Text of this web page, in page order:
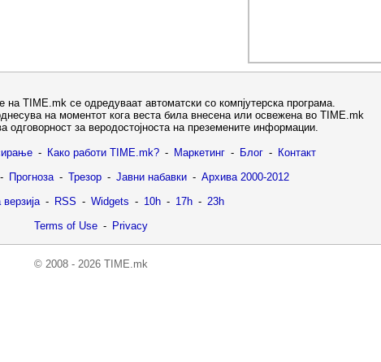
на TIME.mk се одредуваат автоматски со компјутерска програма.
на моментот кога веста била внесена или освежена во TIME.mk
одговорност за веродостојноста на преземените информации.
- Како работи TIME.mk? - Маркетинг - Блог - Контакт
- Прогноза - Трезор - Јавни набавки - Архива 2000-2012
- RSS - Widgets - 10h - 17h - 23h
Terms of Use - Privacy
© 2008 - 2026 TIME.mk